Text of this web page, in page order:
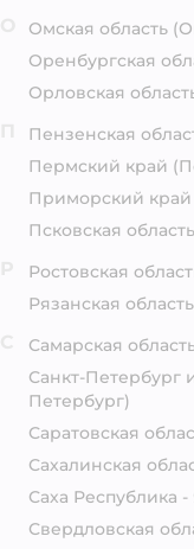
Омская область
Оренбургская
Орловская
Пензенская
Пермский край
Приморский край
Псковская область
Ростовская
Рязанская область
Самарская
Санкт-Петербург
Петербург)
Саратовская
Сахалинская
Саха Республика -
Свердловская